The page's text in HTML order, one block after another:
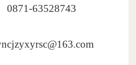
0871-63528743